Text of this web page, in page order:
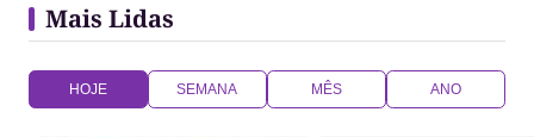
Mais Lidas
HOJE SEMANA MÊS ANO